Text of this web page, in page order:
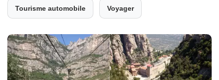
Tourisme automobile Voyager